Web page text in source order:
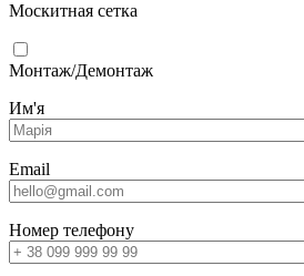
Москитная сетка
Монтаж/Демонтаж
Им'я
Email
Номер телефону